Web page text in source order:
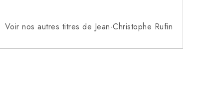
Voir nos autres titres de Jean-Christophe Rufin